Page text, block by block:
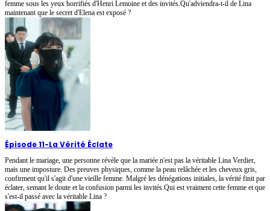
femme sous les yeux horrifiés d'Henri Lemoine et des invités.Qu'adviendra-t-il de Lina
maintenant que le secret d'Elena est exposé ?
Épisode 11-La Vérité Éclate
Pendant le mariage, une personne révèle que la mariée n'est pas la véritable Lina Verdier,
mais une imposture. Des preuves physiques, comme la peau relâchée et les cheveux gris,
confirment qu'il s'agit d'une vieille femme. Malgré les dénégations initiales, la vérité finit par
éclater, semant le doute et la confusion parmi les invités.Qui est vraiment cette femme et que
s'est-il passé avec la véritable Lina ?